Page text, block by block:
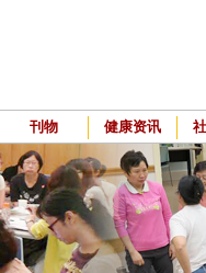
刊物 健康资讯